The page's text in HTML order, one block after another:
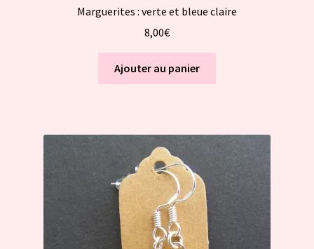
Marguerites : verte et bleue claire
8,00€
Ajouter au panier